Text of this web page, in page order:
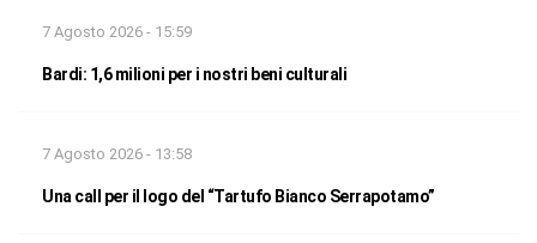
7 Agosto 2026 - 15:59
Bardi: 1,6 milioni per i nostri beni culturali
7 Agosto 2026 - 13:58
Una call per il logo del “Tartufo Bianco Serrapotamo”